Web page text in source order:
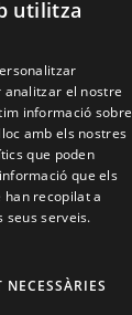
utilitza
analitzar el nostre
informació sobre
amb els nostres
que poden
que els
han recopilat a
seus serveis.